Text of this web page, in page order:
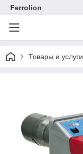
Ferrolion
Товары и услуги